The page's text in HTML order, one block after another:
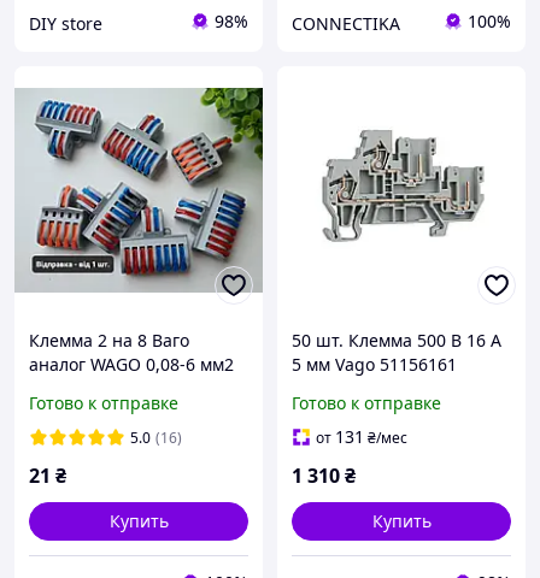
DIY store 98% CONNECTIKA 100%
Клемма 2 на 8 Ваго
аналог WAGO 0,08-6 мм2
Стандарт
Готово к отправке
5.0 (16)
21 ₴
Купить
50 шт. Клемма 500 В 16 А
5 мм Vago 51156161
блоков для электрических
распределительных
Готово к отправке
от 131 ₴/мес
1 310₴
Купить